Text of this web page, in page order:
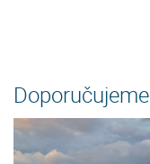
Doporučujeme